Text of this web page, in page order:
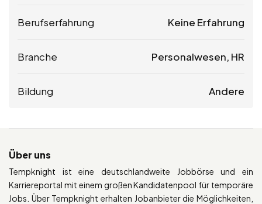
Berufserfahrung Keine Erfahrung
Branche Personalwesen, HR
Bildung Andere
Über uns
Tempknight ist eine deutschlandweite Jobbörse und ein
Karriereportal mit einem großen Kandidatenpool für temporäre
Jobs. Über Tempknight erhalten Jobanbieter die Möglichkeiten,